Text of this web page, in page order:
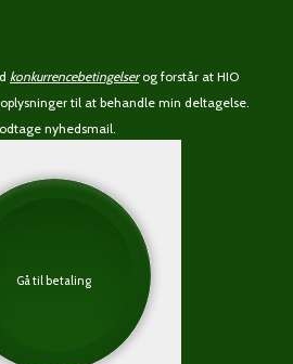
konkurrencebetingelserog forstår at HIO
til at behandle min deltagelse.
nyhedsmail.
Gå til betaling